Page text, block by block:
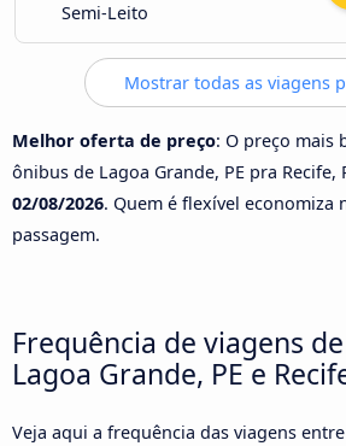
Semi-Leito
Mostrar todas as viagens
Melhor oferta de preço: O preço mais
ônibus de Lagoa Grande, PE pra Recife,
02/08/2026. Quem é flexível economiza
passagem.
Frequência de viagens
Lagoa Grande, PE e
Veja aqui a frequência das viagens